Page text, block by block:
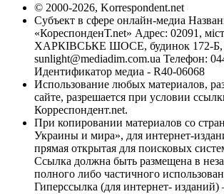
© 2000-2026, Korrespondent.net
Субъект в сфере онлайн-медиа
«КореспонденТ.net» Адрес: 02091,
ХАРКІВСЬКЕ ШОСЕ, будинок 172-Б,
sunlight@mediadim.com.ua Телефон:
Идентификатор медиа - R40-06068
Использование любых материалов,
сайте, разрешается при условии
Корреспондент.net.
При копировании материалов со
Украины и мира», для интернет-
прямая открытая для поисковых
Ссылка должна быть размещена в
полного либо частичного
Гиперссылка (для интернет-